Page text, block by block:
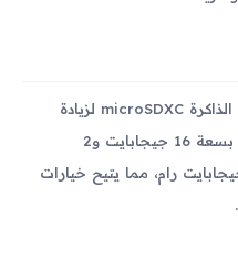
يدعم الجهاز مكانًا مخصصًا لبطاقات الذاكرة microSDXC لزيادة
السعة التخزينية. يأتي بذاكرة داخلية بسعة 16 جيجابايت و2
رام، أو 32 جيجابايت و2 جيجابايت رام، مما يتيح خيارات